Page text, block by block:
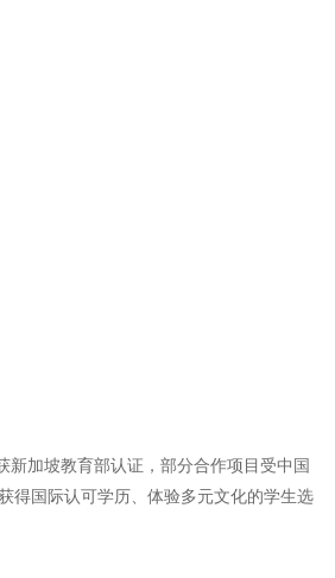
加坡教育部认证，部分合作项目受中国
得国际认可学历、体验多元文化的学生选